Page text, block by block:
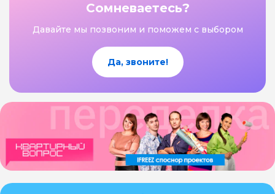
Сомневаетесь?
Давайте мы позвоним и поможем с выбором
Да, звоните!